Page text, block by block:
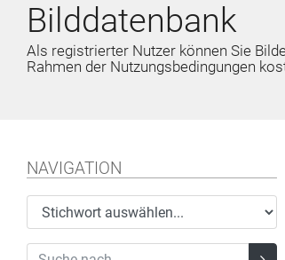
Bilddatenbank
Als registrierter Nutzer können Sie
Rahmen der Nutzungsbedingungen
NAVIGATION